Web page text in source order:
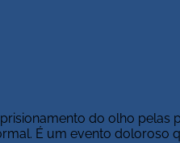
do olho pelas
É um evento doloroso